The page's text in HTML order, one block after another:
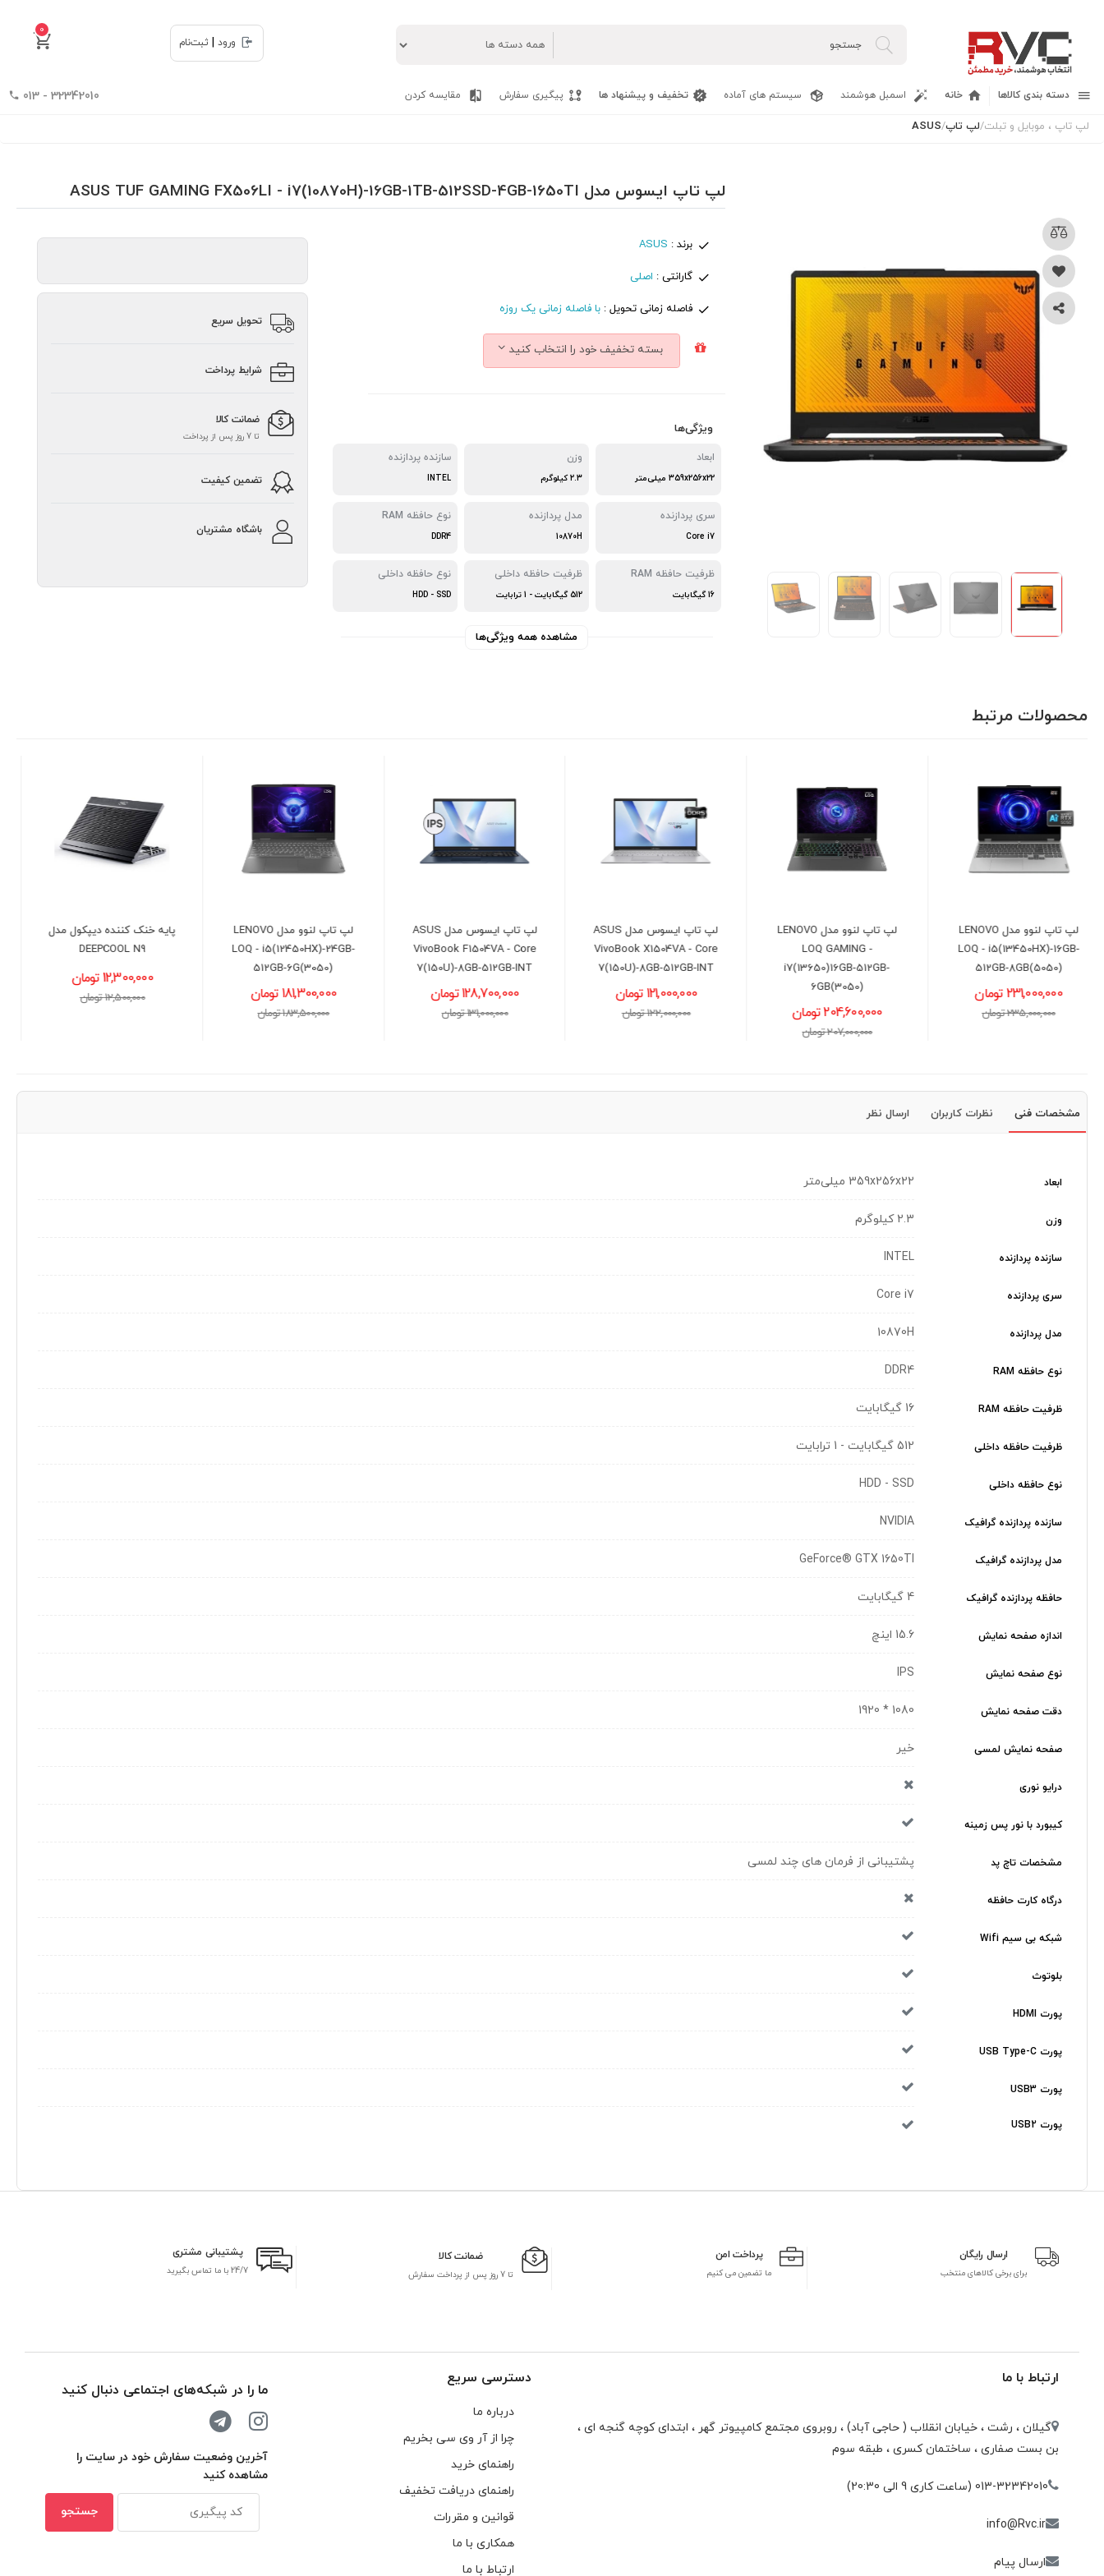
0
ورود
ثبت‌نام
دسته بندی کالاها خانه اسمبل هوشمند سیستم های آماده تخفیف و پیشنهاد ها پیگیری سفارش مقایسه کردن 32342010 - 013
لپ تاپ ، موبایل و تبلت/لپ تاپ/
ASUS
لپ تاپ ایسوس مدل ASUS TUF GAMING FX506LI - i7(10870H)-16GB-1TB-512SSD-4GB-1650TI
برند : ASUS
گارانتی : اصلی
فاصله زمانی تحویل : با فاصله زمانی یک روزه
بسته تخفیف خود را انتخاب کنید
ویژگی‌ها
ابعاد
359x256x22 میلی‌متر
وزن
2.3 کیلوگرم
سازنده پردازنده
INTEL
سری پردازنده
Core i7
مدل پردازنده
10870H
نوع حافظه RAM
DDR4
ظرفیت حافظه RAM
16 گیگابایت
ظرفیت حافظه داخلی
512 گیگابایت - 1 ترابایت
نوع حافظه داخلی
HDD - SSD
مشاهده همه ویژگی‌ها
تحویل سریع
شرایط پرداخت
ضمانت کالا
تا 7 روز پس از پرداخت
تضمین کیفیت
باشگاه مشتریان
محصولات مرتبط
لپ تاپ لنوو مدل LENOVO
LOQ GAMING -
i7(13650)16GB-512GB-
6GB(3050)
204,600,000 تومان
لپ تاپ ایسوس مدل ASUS
VivoBook X1504VA - Core
7(150U)-8GB-512GB-INT
121,000,000 تومان
122,000,000 تومان
لپ تاپ ایسوس مدل ASUS
VivoBook F1504VA - Core
7(150U)-8GB-512GB-INT
128,700,000 تومان
131,000,000 تومان
لپ تاپ لنوو مدل LENOVO
LOQ - i5(12450HX)-24GB-
512GB-6G(3050)
181,300,000 تومان
183,500,000 تومان
پایه خنک کننده دیپکول مدل
DEEPCOOL N9
12,300,000 تومان
12,500,000 تومان
لپ تاپ لنوو مدل LENOVO
IdeaPad 1 -
115,500,000 تومان
مشخصات فنی نظرات کاربران ارسال نظر
ابعاد 359x256x22 میلی‌متر
وزن 2.3 کیلوگرم
سازنده پردازنده INTEL
سری پردازنده Core i7
مدل پردازنده 10870H
نوع حافظه RAM DDR4
ظرفیت حافظه RAM 16 گیگابایت
ظرفیت حافظه داخلی 512 گیگابایت - 1 ترابایت
نوع حافظه داخلی HDD - SSD
سازنده پردازنده گرافیک NVIDIA
مدل پردازنده گرافیک GeForce® GTX 1650TI
حافظه پردازنده گرافیک 4 گیگابایت
اندازه صفحه نمایش 15.6 اینچ
نوع صفحه نمایش IPS
دقت صفحه نمایش 1080 * 1920
صفحه نمایش لمسی خیر
درایو نوری
کیبورد با نور پس زمینه
مشخصات تاچ پد پشتیبانی از فرمان های چند لمسی
درگاه کارت حافظه
شبکه بی سیم Wifi
بلوتوث
پورت HDMI
پورت USB Type-C
پورت USB3
پورت USB2
ارسال رایگان
برای برخی کالاهای منتخب
پرداخت امن
ما تضمین می کنیم
ضمانت کالا
تا 7 روز پس از پرداخت سفارش
پشتیبانی مشتری
24/7 با ما تماس بگیرید
ارتباط با ما
گیلان ، رشت ، خيابان انقلاب ( حاجی آباد) ، روبروی مجتمع كامپيوتر گهر ، ابتدای كوچه گنجه ای ،
بن بست صفاری ، ساختمان كسری ، طبقه سوم
013-32342010 (ساعت کاری 9 الی 20:30)
info@Rvc.ir
ارسال پیام
دسترسی سریع
درباره ما
چرا از آر وی سی بخریم
راهنمای خرید
راهنمای دریافت تخفیف
قوانین و مقررات
همکاری با ما
ارتباط با ما
ما را در شبکه‌های اجتماعی دنبال کنید
آخرین وضعیت سفارش خود در سایت را
مشاهده کنید